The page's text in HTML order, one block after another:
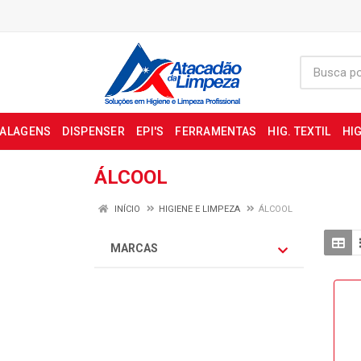
DISPENSER EPI'S FERRAMENTAS HIG. TEXTIL
ÁLCOOL
INÍCIO HIGIENE E LIMPEZA ÁLCOOL
MARCAS